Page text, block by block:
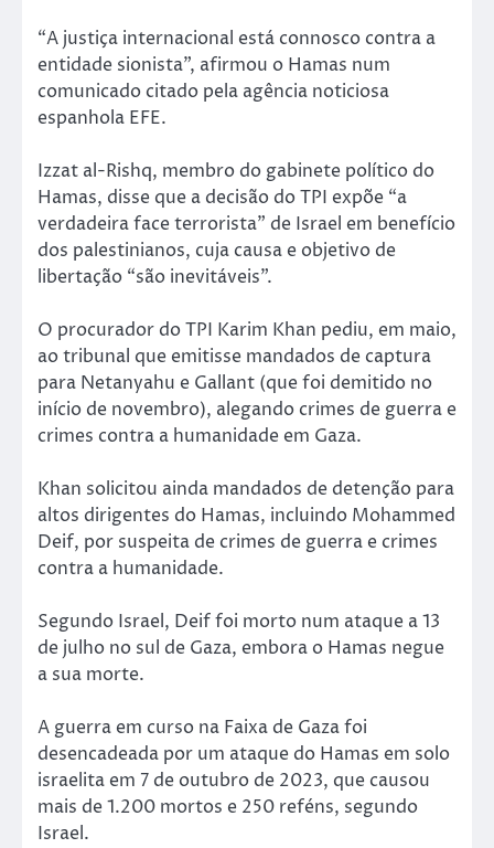
“A justiça internacional está connosco contra a
entidade sionista”, afirmou o Hamas num
comunicado citado pela agência noticiosa
espanhola EFE.
Izzat al-Rishq, membro do gabinete político do
Hamas, disse que a decisão do TPI expõe “a
verdadeira face terrorista” de Israel em benefício
dos palestinianos, cuja causa e objetivo de
libertação “são inevitáveis”.
O procurador do TPI Karim Khan pediu, em maio,
ao tribunal que emitisse mandados de captura
para Netanyahu e Gallant (que foi demitido no
início de novembro), alegando crimes de guerra e
crimes contra a humanidade em Gaza.
Khan solicitou ainda mandados de detenção para
altos dirigentes do Hamas, incluindo Mohammed
Deif, por suspeita de crimes de guerra e crimes
contra a humanidade.
Segundo Israel, Deif foi morto num ataque a 13
de julho no sul de Gaza, embora o Hamas negue
a sua morte.
A guerra em curso na Faixa de Gaza foi
desencadeada por um ataque do Hamas em solo
israelita em 7 de outubro de 2023, que causou
mais de 1.200 mortos e 250 reféns, segundo
Israel.